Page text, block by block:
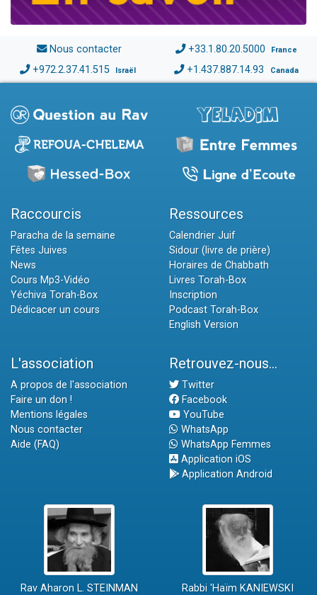
Nous contacter +33.1.80.20.5000 France
+972.2.37.41.515 Israël +1.437.887.14.93 Canada
Raccourcis
Paracha de la semaine
Fêtes Juives
News
Cours Mp3-Vidéo
Yéchiva Torah-Box
Dédicacer un cours
Ressources
Calendrier Juif
Sidour (livre de prière)
Horaires de Chabbath
Livres Torah-Box
Inscription
Podcast Torah-Box
English Version
L'association
A propos de l'association
Faire un don !
Mentions légales
Nous contacter
Aide (FAQ)
Retrouvez-nous...
Twitter
Facebook
YouTube
WhatsApp
WhatsApp Femmes
Application iOS
Application Android
Rav Aharon L. STEINMAN Rabbi 'Haïm KANIEWSKI